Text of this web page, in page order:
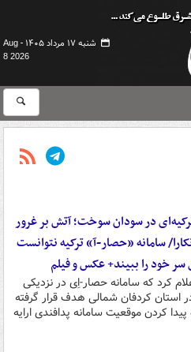
شنبه ۱۷ مرداد ۱۴۰۵ -
Aug
8 2026
در سودان سوخت؛ آتش بر غرور
سامانه «حصار-آ» ترکیه نتوانست
سر خود را ببیند+ عکس و فیلم
کرد که سامانه حصار-اِی در نزدیکی
استان کردفان شمالی هدف قرار گرفته
کردن موقعیت سامانه پدافندی ارایه